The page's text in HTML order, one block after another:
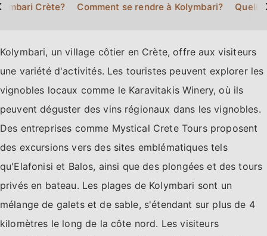
Crète? Comment se rendre à Kolymbari?
Kolymbari, un village côtier en Crète, offre aux visiteurs
une variété d'activités. Les touristes peuvent explorer les
vignobles locaux comme le Karavitakis Winery, où ils
peuvent déguster des vins régionaux dans les vignobles.
Des entreprises comme Mystical Crete Tours proposent
des excursions vers des sites emblématiques tels
qu'Elafonisi et Balos, ainsi que des plongées et des tours
privés en bateau. Les plages de Kolymbari sont un
mélange de galets et de sable, s'étendant sur plus de 4
kilomètres le long de la côte nord. Les visiteurs